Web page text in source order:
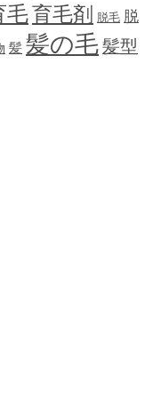
毛育毛剤 脱毛 脱
髪 髪の毛髪型